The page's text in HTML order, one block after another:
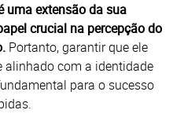
uma extensão da sua
crucial na percepção do
Portanto, garantir que ele
alinhado com a identidade
para o sucesso